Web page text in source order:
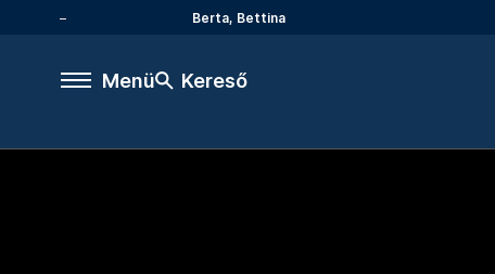
Berta, Bettina
Menü Kereső